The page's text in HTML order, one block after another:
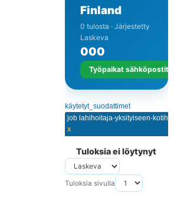
Finland
0 tulosta · Järjestetty
Laskeva
000
Työpaikat
käytetyt_suodattimet
job lahihoitaja-yksityiseen-
x
Tuloksia ei löytynyt
Tuloksia sivulla